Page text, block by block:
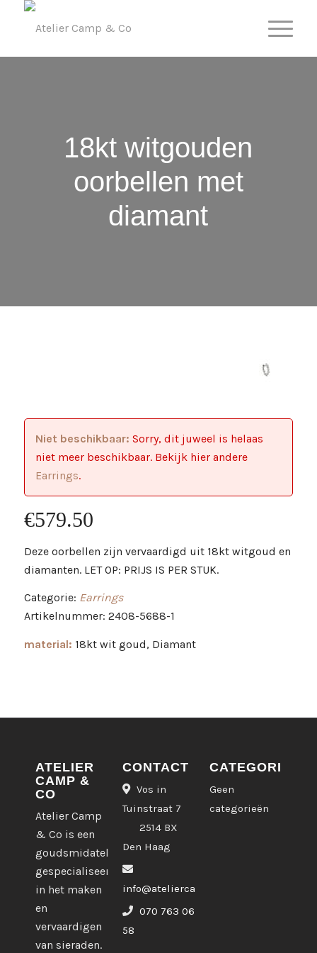
18kt witgouden
oorbellen met
diamant
Niet beschikbaar: Sorry, dit juweel is helaas
niet meer beschikbaar. Bekijk hier andere
Earrings.
€579.50
Deze oorbellen zijn vervaardigd uit 18kt witgoud en
diamanten. LET OP: PRIJS IS PER STUK.
Categorie: Earrings
Artikelnummer: 2408-5688-1
material: 18kt wit goud, Diamant
ATELIER
CAMP &
CO
Atelier Camp
& Co is een
goudsmidatelier
gespecialiseerd
in het maken
en
vervaardigen
van sieraden.
CONTACT
Vos in
Tuinstraat 7
2514 BX
Den Haag
info@ateliercampco.com
070 763 06
58
CATEGORIEËN
Geen
categorieën